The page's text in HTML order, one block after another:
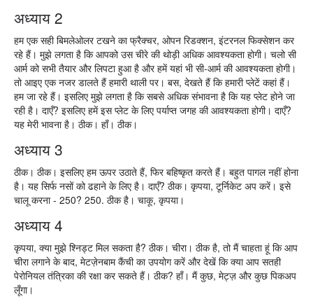
अध्याय 2
हम एक सही बिमलेओलर टखने का फ्रैक्चर, ओपन रिडक्शन, इंटरनल फिक्सेशन कर
रहे हैं। मुझे लगता है कि आपको उस चीरे की थोड़ी अधिक आवश्यकता होगी। चलो सी
आर्म को सभी तैयार और लिपटा हुआ है और हमें यहां भी सी-आर्म की आवश्यकता होगी।
तो आइए एक नजर डालते हैं हमारी थाली पर। बस, देखते हैं कि हमारी प्लेटें कहां हैं।
हम जा रहे हैं। इसलिए मुझे लगता है कि सबसे अधिक संभावना है कि यह प्लेट होने जा
रही है। दाएँ? इसलिए हमें इस प्लेट के लिए पर्याप्त जगह की आवश्यकता होगी। दाएँ?
यह मेरी भावना है। ठीक। हाँ। ठीक।
अध्याय 3
ठीक। ठीक। इसलिए हम ऊपर उठाते हैं, फिर बहिष्कृत करते हैं। बहुत पागल नहीं होना
है। यह सिर्फ नसों को ढहाने के लिए है। दाएँ? ठीक। कृपया, टूर्निकेट अप करें। इसे
चालू करना - 250? 250. ठीक है। चाकू, कृपया।
अध्याय 4
कृपया, क्या मुझे श्निड्ट मिल सकता है? ठीक। चीरा। ठीक है, तो मैं चाहता हूं कि आप
चीरा लगाने के बाद, मेटज़ेनबाम कैंची का उपयोग करें और देखें कि क्या आप सतही
पेरोनियल तंत्रिका की रक्षा कर सकते हैं। ठीक? हाँ। मैं कुछ, मेट्ज़ और कुछ पिकअप
लूँगा।